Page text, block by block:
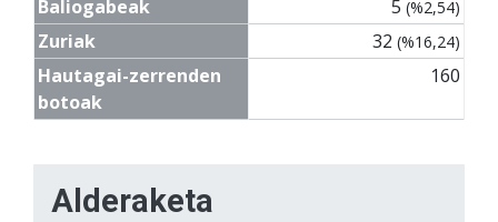
Baliogabeak
5 (%2,54)
Zuriak 32 (%16,24)
Hautagai-zerrenden
botoak
160
Alderaketa